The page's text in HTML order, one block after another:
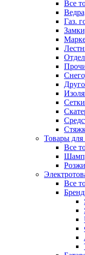
Все
Газ.
Товары
Все
Все